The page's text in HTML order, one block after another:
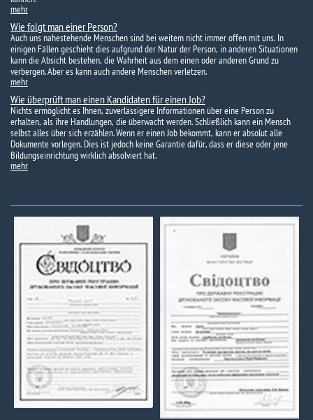
mehr
Wie folgt man einer Person?
Auch uns nahestehende Menschen sind bei weitem nicht immer offen mit uns. In
einigen Fällen geschieht dies aufgrund der Natur der Person, in anderen Situationen
kann die Absicht bestehen, die Wahrheit aus dem einen oder anderen Grund zu
verbergen. Aber es kann auch andere Menschen verletzen.
mehr
Wie überprüft man einen Kandidaten für einen Job?
Nichts ermöglicht es Ihnen, zuverlässigere Informationen über eine Person zu
erhalten, als ihre Handlungen, die überwacht werden. Schließlich kann ein Mensch
selbst alles über sich erzählen. Wenn er einen Job bekommt, kann er absolut alle
Dokumente vorlegen. Dies ist jedoch keine Garantie dafür, dass er diese oder jene
Bildungseinrichtung wirklich absolviert hat.
mehr